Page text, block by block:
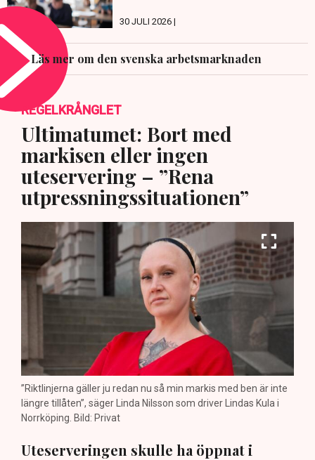
30 JULI 2026 |
Läs mer om den svenska arbetsmarknaden
REGELKRÅNGLET
Ultimatumet: Bort med
markisen eller ingen
uteservering – ”Rena
utpressningssituationen”
”Riktlinjerna gäller ju redan nu så min markis med ben är inte
längre tillåten”, säger Linda Nilsson som driver Lindas Kula i
Norrköping. Bild: Privat
Uteserveringen skulle ha öppnat i